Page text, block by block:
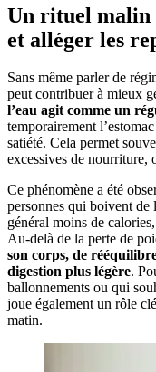
Un rituel malin
et alléger les
Sans même parler de
peut contribuer à mieux
l’eau agit comme un
temporairement
satiété. Cela permet
excessives de nourriture,
Ce phénomène a été
personnes qui boivent de
général moins de
Au-delà de la perte de
son corps, de
digestion plus légère.
ballonnements ou qui
joue également un rôle
matin.